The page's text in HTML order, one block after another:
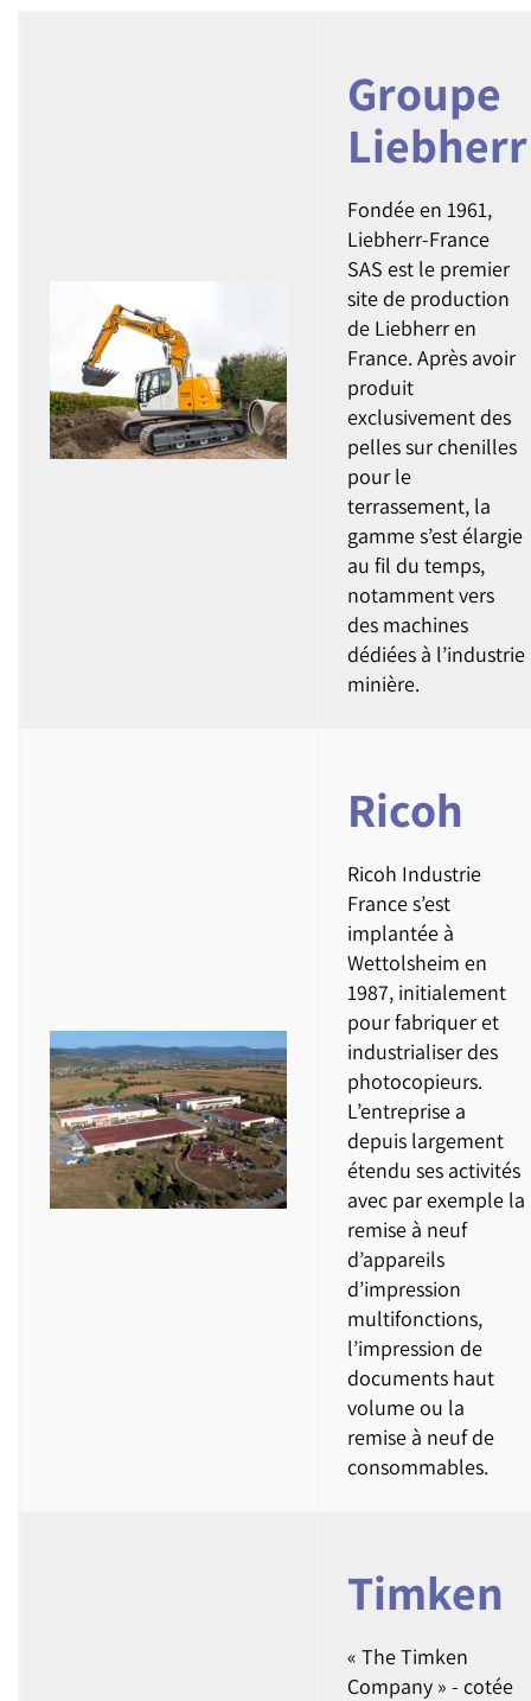
Groupe
Liebherr
Fondée en 1961,
Liebherr-France
SAS est le premier
site de production
de Liebherr en
France. Après avoir
produit
exclusivement des
pelles sur chenilles
pour le
terrassement, la
gamme s’est élargie
au fil du temps,
notamment vers
des machines
dédiées à l’industrie
minière.
Ricoh
Ricoh Industrie
France s’est
implantée à
Wettolsheim en
1987, initialement
pour fabriquer et
industrialiser des
photocopieurs.
L’entreprise a
depuis largement
étendu ses activités
avec par exemple la
remise à neuf
d’appareils
d’impression
multifonctions,
l’impression de
documents haut
volume ou la
remise à neuf de
consommables.
Timken
« The Timken
Company » - cotée